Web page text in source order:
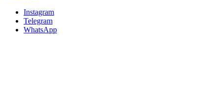
Instagram
Telegram
WhatsApp